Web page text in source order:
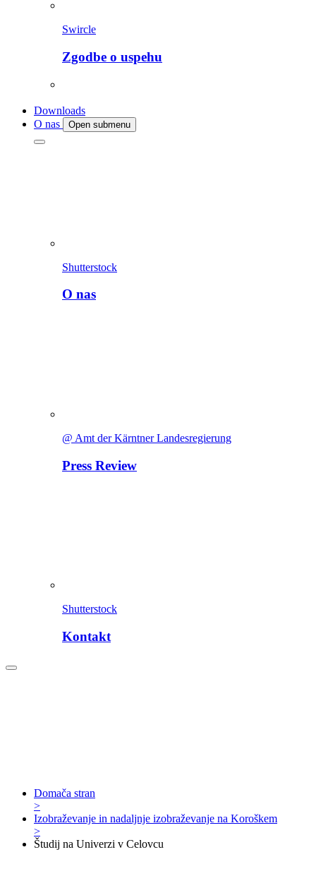
Swircle
Zgodbe o uspehu
Downloads
O nas
Open submenu
Shutterstock
O nas
@ Amt der Kärntner Landesregierung
Press Review
Shutterstock
Kontakt
Domača stran
>
Izobraževanje in nadaljnje izobraževanje na Koroškem
>
Študij na Univerzi v Celovcu